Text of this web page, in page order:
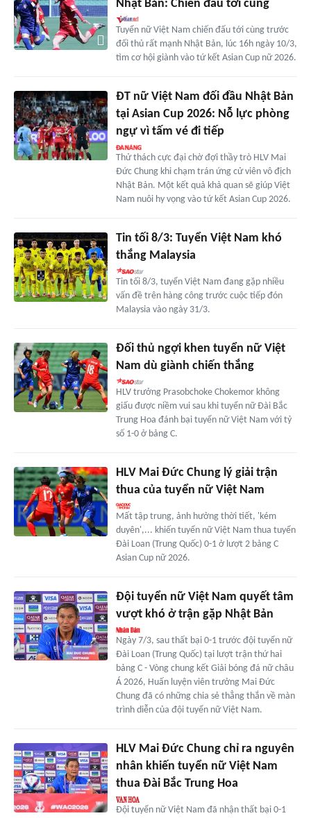
Nhật Bản: Chiến đấu tới cùng
Tuyển nữ Việt Nam chiến đấu tới cùng trước
đối thủ rất mạnh Nhật Bản, lúc 16h ngày 10/3,
tìm cơ hội giành vào tứ kết Asian Cup nữ 2026.
ĐT nữ Việt Nam đối đầu Nhật Bản
tại Asian Cup 2026: Nỗ lực phòng
ngự vì tấm vé đi tiếp
Thử thách cực đại chờ đợi thầy trò HLV Mai
Đức Chung khi chạm trán ứng cử viên vô địch
Nhật Bản. Một kết quả khả quan sẽ giúp Việt
Nam nuôi hy vọng vào tứ kết Asian Cup 2026.
Tin tối 8/3: Tuyển Việt Nam khó
thắng Malaysia
Tin tối 8/3, tuyển Việt Nam đang gặp nhiều
vấn đề trên hàng công trước cuộc tiếp đón
Malaysia vào ngày 31/3.
Đối thủ ngợi khen tuyển nữ Việt
Nam dù giành chiến thắng
HLV trưởng Prasobchoke Chokemor không
giấu được niềm vui sau khi tuyển nữ Đài Bắc
Trung Hoa đánh bại tuyển nữ Việt Nam với tỷ
số 1-0 ở bảng C.
HLV Mai Đức Chung lý giải trận
thua của tuyển nữ Việt Nam
Mất tập trung, ảnh hưởng thời tiết, 'kém
duyên',... khiến tuyển nữ Việt Nam thua tuyển
Đài Loan (Trung Quốc) 0-1 ở lượt 2 bảng C
Asian Cup nữ 2026.
Đội tuyển nữ Việt Nam quyết tâm
vượt khó ở trận gặp Nhật Bản
Ngày 7/3, sau thất bại 0-1 trước đội tuyển nữ
Đài Loan (Trung Quốc) tại lượt trận thứ hai
bảng C - Vòng chung kết Giải bóng đá nữ châu
Á 2026, Huấn luyện viên trưởng Mai Đức
Chung đã có những chia sẻ thẳng thắn về màn
trình diễn của đội tuyển nữ Việt Nam.
HLV Mai Đức Chung chỉ ra nguyên
nhân khiến tuyển nữ Việt Nam
thua Đài Bắc Trung Hoa
Đội tuyển nữ Việt Nam đã nhận thất bại 0-1